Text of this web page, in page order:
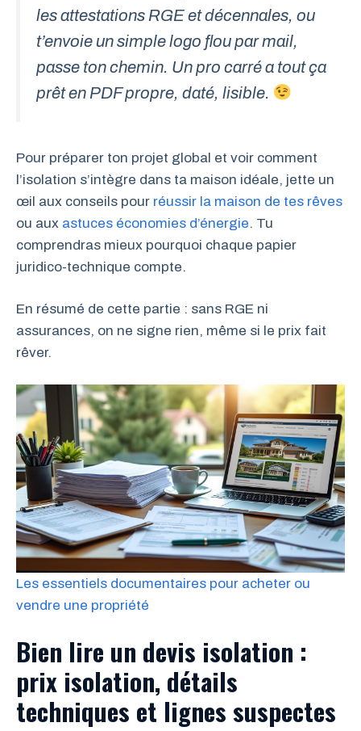
les attestations RGE et décennales, ou
t’envoie un simple logo flou par mail,
passe ton chemin. Un pro carré a tout ça
prêt en PDF propre, daté, lisible.
Pour préparer ton projet global et voir comment
l’isolation s’intègre dans ta maison idéale, jette un
œil aux conseils pour réussir la maison de tes rêves
ou aux astuces économies d’énergie. Tu
comprendras mieux pourquoi chaque papier
juridico-technique compte.
En résumé de cette partie : sans RGE ni
assurances, on ne signe rien, même si le prix fait
rêver.
Les essentiels documentaires pour acheter ou
vendre une propriété
Bien lire un devis isolation :
prix isolation, détails
techniques et lignes suspectes